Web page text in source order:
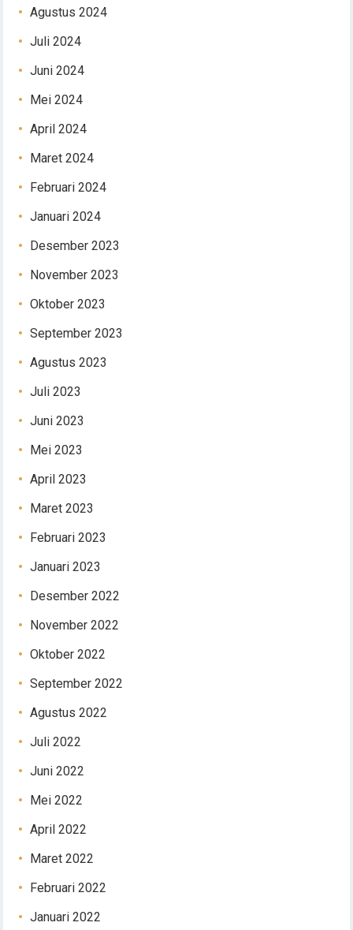
Agustus 2024
Juli 2024
Juni 2024
Mei 2024
April 2024
Maret 2024
Februari 2024
Januari 2024
Desember 2023
November 2023
Oktober 2023
September 2023
Agustus 2023
Juli 2023
Juni 2023
Mei 2023
April 2023
Maret 2023
Februari 2023
Januari 2023
Desember 2022
November 2022
Oktober 2022
September 2022
Agustus 2022
Juli 2022
Juni 2022
Mei 2022
April 2022
Maret 2022
Februari 2022
Januari 2022